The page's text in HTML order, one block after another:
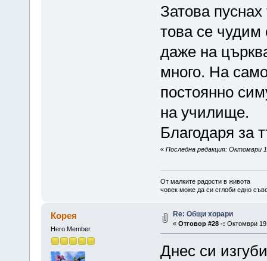
Затова
това се чудим
даже на
много. На
постоянно
на училище.
Благодаря за
« Последна редакция: Октомври
От малките радости в живота
човек може да си сглоби едно
Корея
Hero Member
Re: Общи хорари
« Отговор #28 -: Октомври
Днес си